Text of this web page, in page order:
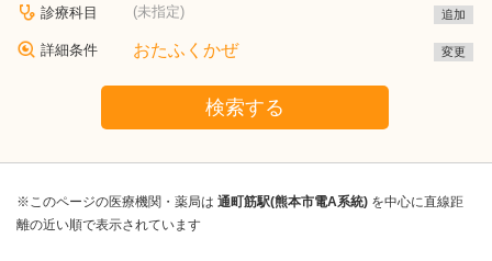
診療科目 (未指定) 追加
詳細条件 おたふくかぜ 変更
検索する
※このページの医療機関・薬局は 通町筋駅(熊本市電A系統) を中心に直線距
離の近い順で表示されています